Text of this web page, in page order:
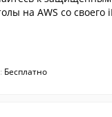
на AWS со
Бесплатно